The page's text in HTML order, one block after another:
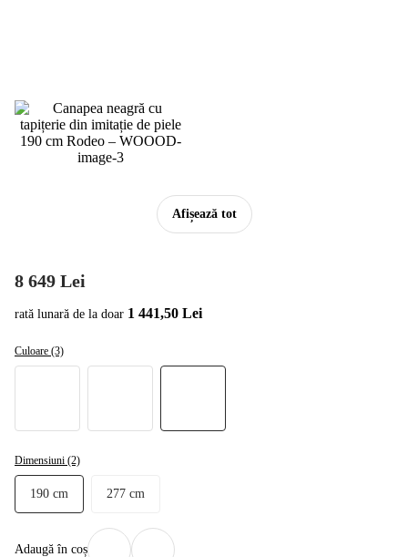
Afișează tot
8 649 Lei
rată lunară de la doar 1 441,50 Lei
Culoare (3)
Dimensiuni (2)
190 cm 277 cm
Adaugă în coș